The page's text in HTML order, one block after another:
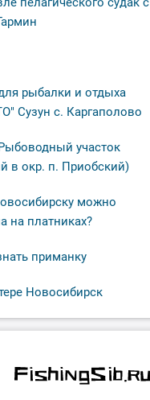
рыбалки и отдыха
Сузун с. Каргаполово
участок
в окр. п. Приобский)
можно
на платниках?
приманку
Новосибирск